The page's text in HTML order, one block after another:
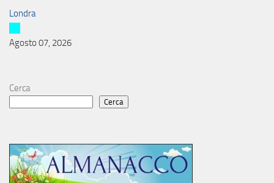
Londra
Agosto 07, 2026
Cerca
Cerca